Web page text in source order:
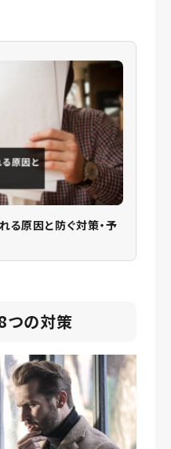
る原因と防ぐ対策・予
つの対策